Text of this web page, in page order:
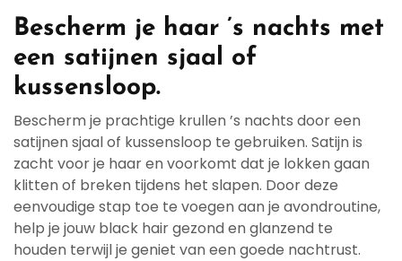
Bescherm je haar ’s nachts met
een satijnen sjaal of
kussensloop.
Bescherm je prachtige krullen ’s nachts door een
satijnen sjaal of kussensloop te gebruiken. Satijn is
zacht voor je haar en voorkomt dat je lokken gaan
klitten of breken tijdens het slapen. Door deze
eenvoudige stap toe te voegen aan je avondroutine,
help je jouw black hair gezond en glanzend te
houden terwijl je geniet van een goede nachtrust.